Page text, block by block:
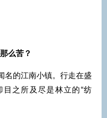
么苦？
名的江南小镇。行走在盛
之所及尽是林立的“纺